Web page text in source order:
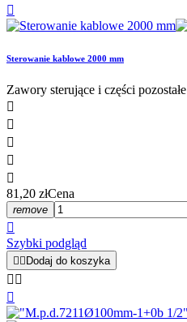

Sterowanie kablowe 2000 mm
Zawory sterujące i części pozostałe





81,20 złCena
remove

Szybki podgląd
  Dodaj do koszyka
 
